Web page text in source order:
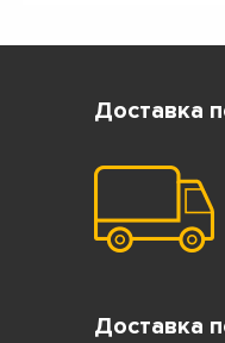
Доставка
Доставка